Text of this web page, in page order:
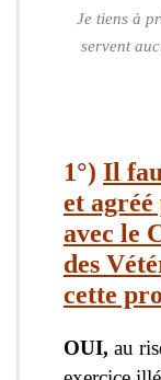
Je tiens à
servent
1°) Il
et
avec le
des
cette
OUI, au